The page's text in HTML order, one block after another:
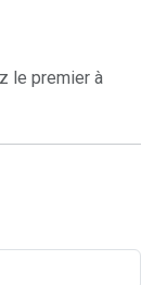
le premier à